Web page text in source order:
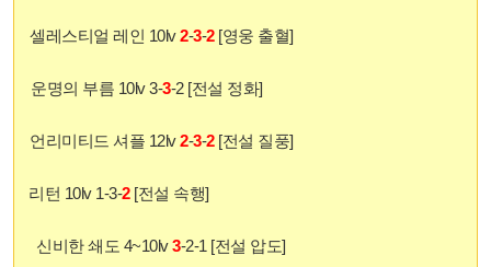
셀레스티얼 레인 10lv2-3-2[영웅 출혈]
운명의 부름 10lv 3-3-2 [전설 정화]
언리미티드 셔플 12lv2-3-2[전설 질풍]
리턴 10lv 1-3-2[전설 속행]
신비한 쇄도 4~10lv3-2-1 [전설 압도]